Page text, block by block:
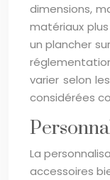
dimensions,
matériaux
un plancher
varier selon
considérées
La
accessoires